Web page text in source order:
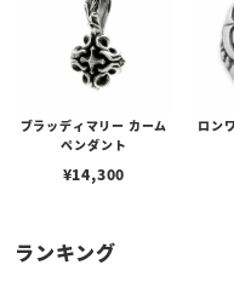
ブラッディマリー カーム
ペンダント
¥14,300
ロン
ランキング